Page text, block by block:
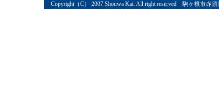
Copyright（C） 2007 Shouwa Kai. All right reserved 駒ヶ根市